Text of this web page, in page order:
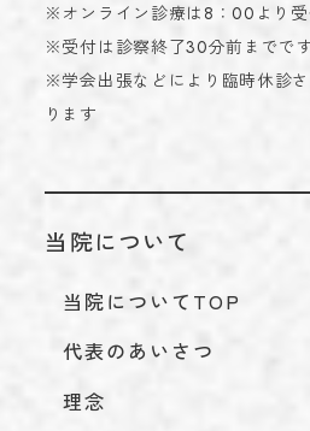
※オンライン診療は8：00より
※受付は診察終了30分前までで
※学会出張などにより臨時休診
ります
当院について
当院についてTOP
代表のあいさつ
理念